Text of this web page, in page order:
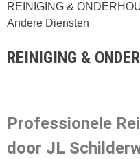
REINIGING &
Andere Diensten
REINIGING &
Professionele
door JL